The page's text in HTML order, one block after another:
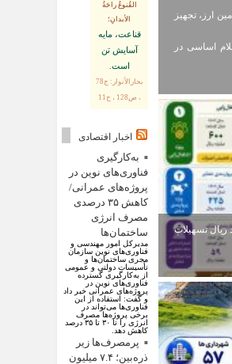
بازار در ایام اربعین ۱۴۰۵ | تأمین ارز، تجهیز
اساسی در
هزار و ۴۵۱ میلیارد ریال تسهیلات
القُنوعُ راحَةُ
الأبدانِ؛
قناعت، مايه
آسايش تن
است.
بحارالأنوار: ج78
، ص128 ، ح11
اخبار اقتصادی
به‌کارگیری
فناوری‌های نوین در
پروژه‌های عمرانی/
کاهش ۳۵ درصدی
مصرف انرژی
ساختمان‌ها
مدیرکل امور مهندسی و
فناوری‌های نوین سازمان
مجری ساختمان‌ها و
تأسیسات دولتی و عمومی
از به‌کارگیری گسترده
فناوری‌های نوین در
پروژه‌های عمرانی خبر داد
و گفت: استفاده از این
فناوری‌ها می‌تواند در
برخی پروژه‌ها مصرف
انرژی را تا ۳۰ تا ۳۵ درصد
کاهش دهد.
پرمصرف‌ها زیر
ذره‌بین؛ ۷.۴ میلیون